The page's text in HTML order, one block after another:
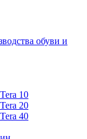
обуви и
10
20
40